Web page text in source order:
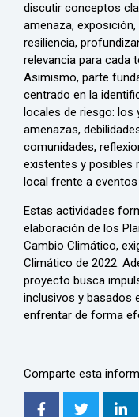
discutir conceptos
amenaza,
resiliencia,
relevancia para cada
Asimismo, parte
centrado en la
locales de riesgo: los
amenazas,
comunidades,
existentes y posibles
local frente a
Estas actividades
elaboración de los
Cambio Climático,
Climático de 2022.
proyecto busca
inclusivos y basados
enfrentar de forma
Comparte esta